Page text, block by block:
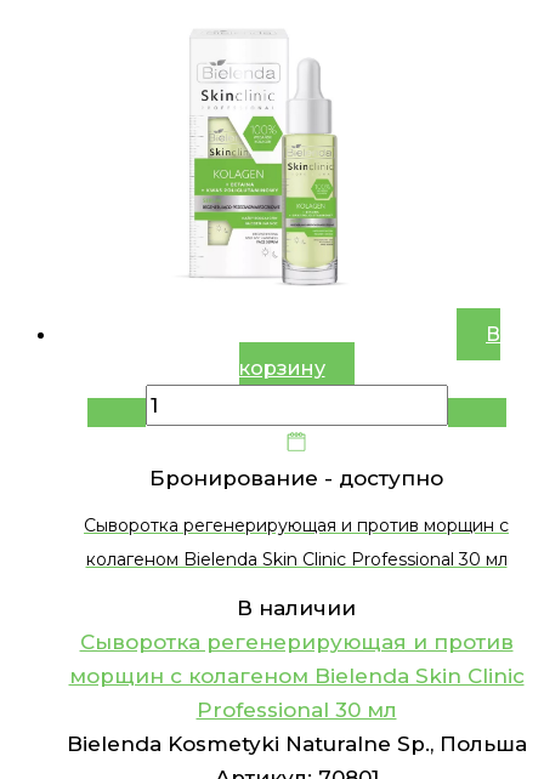
В
корзину
Бронирование - доступно
Сыворотка регенерирующая и против морщин с
колагеном Bielenda Skin Clinic Professional 30 мл
В наличии
Сыворотка регенерирующая и против
морщин с колагеном Bielenda Skin Clinic
Professional 30 мл
Bielenda Kosmetyki Naturalne Sp., Польша